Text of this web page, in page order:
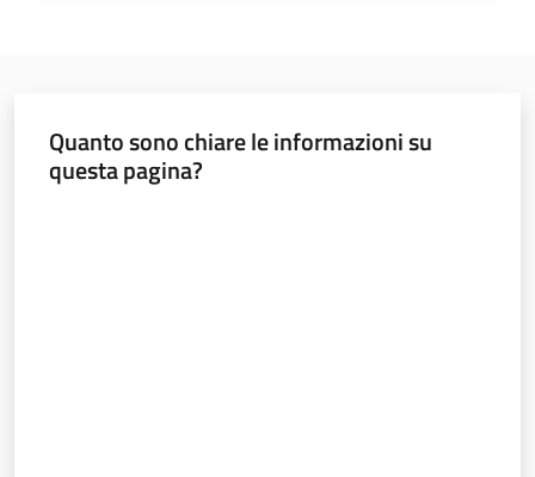
Quanto sono chiare le informazioni su
questa pagina?